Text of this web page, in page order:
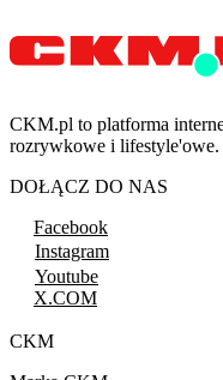
CKM.pl to platforma
rozrywkowe i
DOŁĄCZ DO NAS
Facebook
Instagram
Youtube
X.COM
CKM